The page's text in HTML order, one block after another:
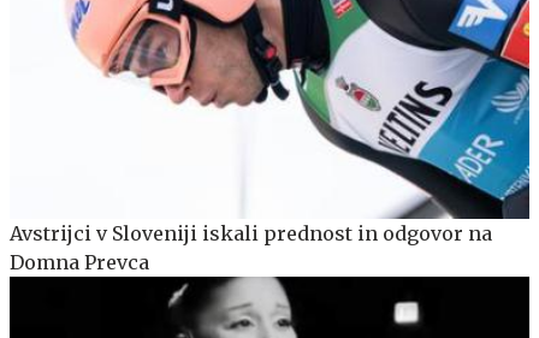
Avstrijci v Sloveniji iskali prednost in odgovor na
Domna Prevca